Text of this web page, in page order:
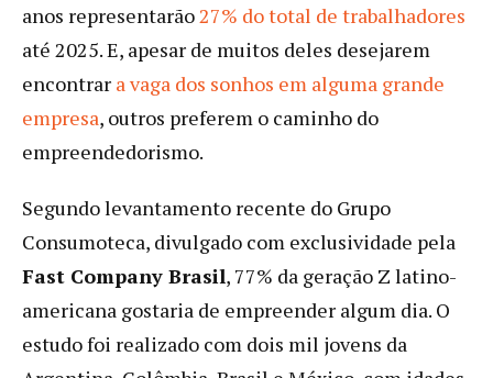
anos representarão27% do total de trabalhadores
até 2025. E, apesar de muitos deles desejarem
encontrar a vaga dos sonhos em alguma grande
empresa, outros preferem o caminho do
empreendedorismo.
Segundo levantamento recente do Grupo
Consumoteca, divulgado com exclusividade pela
Fast Company Brasil, 77% da geração Z latino-
americana gostaria de empreender algum dia. O
estudo foi realizado com dois mil jovens da